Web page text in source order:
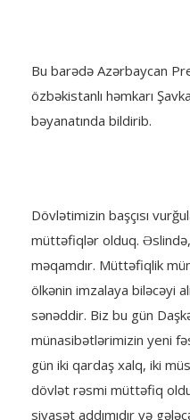
Bu barədə Azərbaycan
özbəkistanlı həmkarı
bəyanatında bildirib.
Dövlətimizin başçısı
müttəfiqlər olduq.
məqamdır. Müttəfiqlik
ölkənin imzalaya biləcəyi
sənəddir. Biz bu gün
münasibətlərimizin yeni
gün iki qardaş xalq, iki
dövlət rəsmi müttəfiq
siyasət addımıdır və